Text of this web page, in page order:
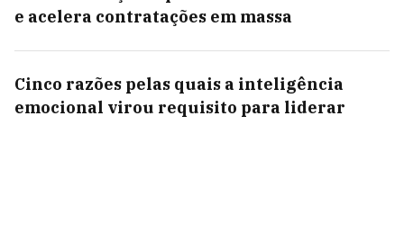
e acelera contratações em massa
Cinco razões pelas quais a inteligência
emocional virou requisito para liderar